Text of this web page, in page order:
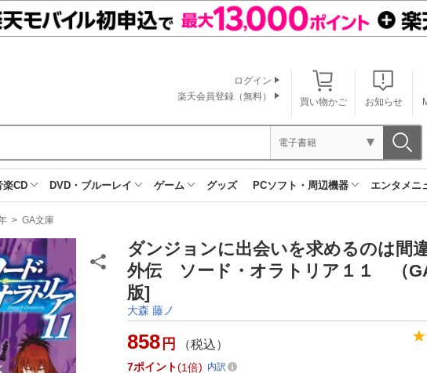
買い物かご お知らせ
ログイン
楽天会員登録（無料）
電子書籍
楽CD DVD・ブルーレイ ゲーム グッズ PCソフト・周辺機器 エンタメニ
> GA文庫
ダンジョンに出会いを求めるのは間
外伝 ソード・オラトリア１１ （
版]
大森 藤ノ
858 円 （税込）
7ポイント 1倍 内訳